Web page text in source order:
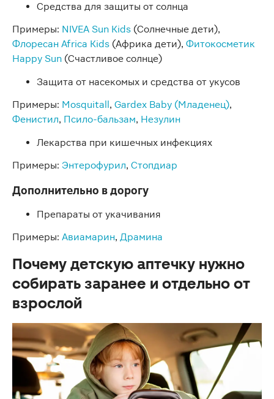
Средства для защиты от солнца
Примеры: NIVEA Sun Kids (Солнечные дети),
Флоресан Africa Kids (Африка дети), Фитокосметик
Happy Sun (Счастливое солнце)
Защита от насекомых и средства от укусов
Примеры: Mosquitall, Gardex Baby (Младенец),
Фенистил, Псило-бальзам, Незулин
Лекарства при кишечных инфекциях
Примеры: Энтерофурил, Стопдиар
Дополнительно в дорогу
Препараты от укачивания
Примеры: Авиамарин, Драмина
Почему детскую аптечку нужно
собирать заранее и отдельно от
взрослой